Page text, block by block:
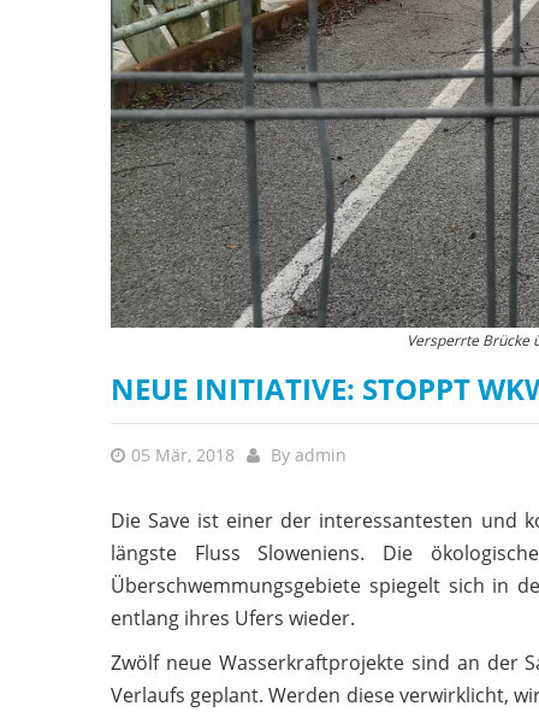
Versperrte Brücke
NEUE INITIATIVE: STOPPT
05 Mär, 2018 By admin
Die Save ist einer der interessantesten und
längste Fluss Sloweniens. Die
Überschwemmungsgebiete spiegelt sich in
entlang ihres Ufers wieder.
Zwölf neue Wasserkraftprojekte sind an der
Verlaufs geplant. Werden diese verwirklicht,